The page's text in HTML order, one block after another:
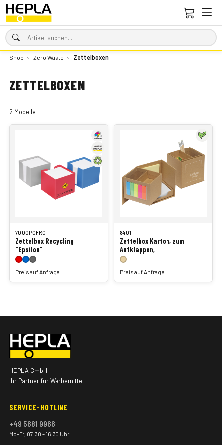
Shop › Zero Waste › Zettelboxen
ZETTELBOXEN
2 Modelle
7000PCFRC
Zettelbox Recycling
"Epsilon"
Preis auf Anfrage
8401
Zettelbox Karton, zum
Aufklappen,
Preis auf Anfrage
HEPLA GmbH
Ihr Partner für Werbemittel
SERVICE-HOTLINE
+49 5681 9966
Mo–Fr, 07:30 – 16:30 Uhr